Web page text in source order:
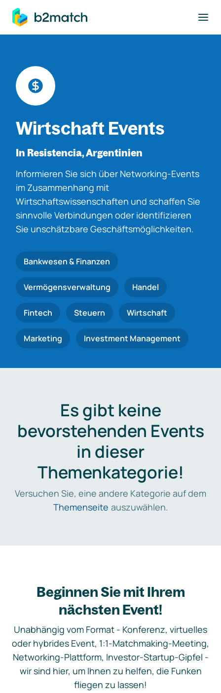
springen
Wirtschaft Events
In Resistencia, Argentinien
Informieren Sie sich über Networking-Events
im Zusammenhang mit
Wirtschaftswissenschaften und schaffen Sie
sinnvolle Verbindungen oder identifizieren
Sie unschätzbare Geschäftsmöglichkeiten.
Bankwesen & Finanzen
Vermögensverwaltung Handel
Fintech Steuern Wirtschaft
Marketing Investment Management
Es gibt keine
bevorstehenden Events
in dieser
Themenkategorie!
Versuchen Sie, eine andere Kategorie auf dem
Themenseite auszuwählen.
Beginnen Sie mit Ihrem
nächsten Event!
Unabhängig vom Format - Konferenz, virtuelles
oder hybrides Event, 1:1-Matchmaking-Meeting,
Networking-Plattform, Investor-Startup-Gipfel -
wir sind hier, um Ihnen zu helfen, die Funken
fliegen zu lassen!